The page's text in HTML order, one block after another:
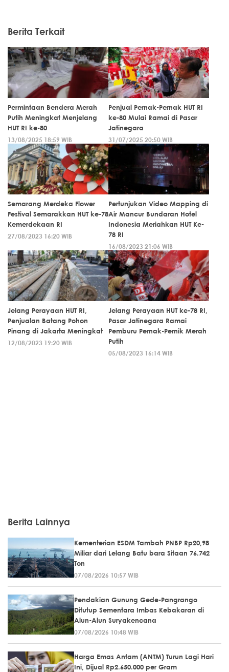
Berita Terkait
Permintaan Bendera Merah
Putih Meningkat Menjelang
HUT RI ke-80
13/08/2025 18:59 WIB
Penjual Pernak-Pernak HUT RI
ke-80 Mulai Ramai di Pasar
Jatinegara
31/07/2025 20:50 WIB
Semarang Merdeka Flower
Festival Semarakkan HUT ke-78
Kemerdekaan RI
27/08/2023 16:20 WIB
Pertunjukan Video Mapping di
Air Mancur Bundaran Hotel
Indonesia Meriahkan HUT Ke-
78 RI
16/08/2023 21:06 WIB
Jelang Perayaan HUT RI,
Penjualan Batang Pohon
Pinang di Jakarta Meningkat
12/08/2023 19:20 WIB
Jelang Perayaan HUT ke-78 RI,
Pasar Jatinegara Ramai
Pemburu Pernak-Pernik Merah
Putih
05/08/2023 16:14 WIB
Berita Lainnya
Kementerian ESDM Tambah PNBP Rp20,98
Miliar dari Lelang Batu bara Sitaan 76.742
Ton
07/08/2026 10:57 WIB
Pendakian Gunung Gede-Pangrango
Ditutup Sementara Imbas Kebakaran di
Alun-Alun Suryakencana
07/08/2026 10:48 WIB
Harga Emas Antam (ANTM) Turun Lagi Hari
Ini, Dijual Rp2.650.000 per Gram